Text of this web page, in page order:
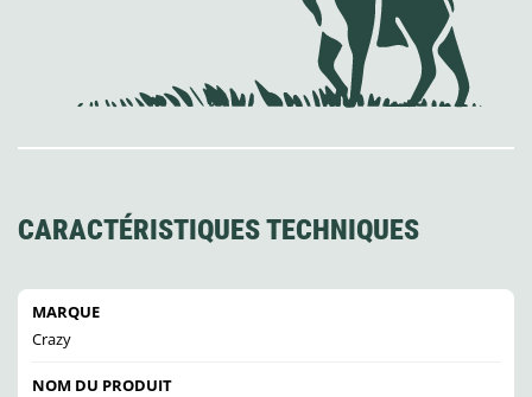
CARACTÉRISTIQUES TECHNIQUES
MARQUE
Crazy
NOM DU PRODUIT